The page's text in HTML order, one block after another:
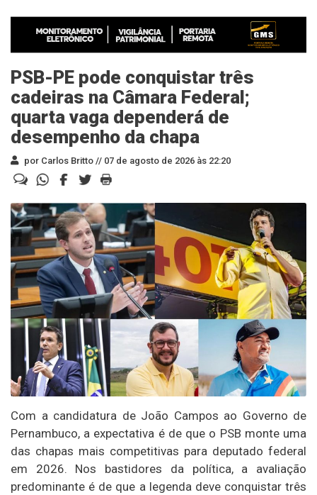
PSB-PE pode conquistar três
cadeiras na Câmara Federal;
quarta vaga dependerá de
desempenho da chapa
por Carlos Britto // 07 de agosto de 2026 às 22:20
Com a candidatura de João Campos ao Governo de
Pernambuco, a expectativa é de que o PSB monte uma
das chapas mais competitivas para deputado federal
em 2026. Nos bastidores da política, a avaliação
predominante é de que a legenda deve conquistar três